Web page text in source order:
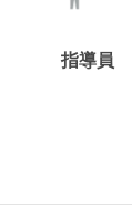
指導員